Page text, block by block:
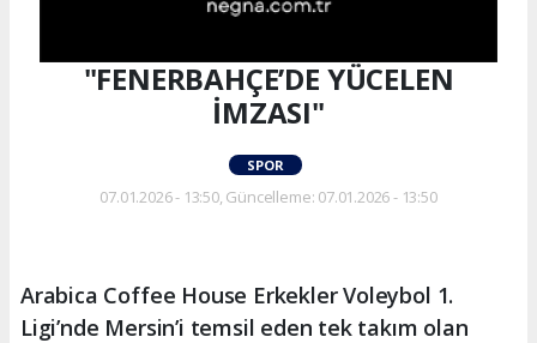
"FENERBAHÇE’DE YÜCELEN
İMZASI"
SPOR
07.01.2026 - 13:50, Güncelleme: 07.01.2026 - 13:50
Arabica Coffee House Erkekler Voleybol 1.
Ligi’nde Mersin’i temsil eden tek takım olan